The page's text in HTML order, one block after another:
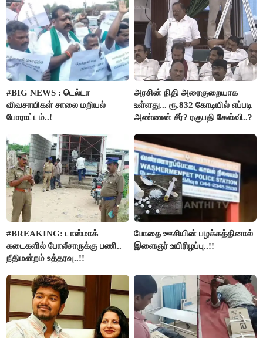
#BIG NEWS : டெல்டா
விவசாயிகள் சாலை மறியல்
போராட்டம்..!
அரசின் நிதி அரைகுறையாக
உள்ளது... ரூ.832 கோடியில் எப்படி
அண்ணன் சீர்? ரகுபதி கேள்வி..?
#BREAKING: டாஸ்மாக்
கடைகளில் போலீசாருக்கு பணி..
நீதிமன்றம் உத்தரவு..!!
போதை ஊசியின் பழக்கத்தினால்
இளைஞர் உயிரிழப்பு..!!